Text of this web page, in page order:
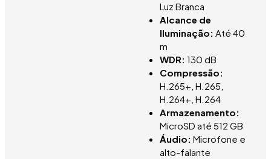
Luz Branca
Alcance de
Iluminação: Até 40
m
WDR: 130 dB
Compressão:
H.265+, H.265,
H.264+, H.264
Armazenamento:
MicroSD até 512 GB
Áudio: Microfone e
alto-falante